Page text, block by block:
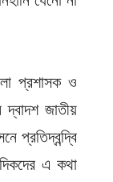
প্রশাসক ও
দ্বাদশ জাতীয়
প্রতিদ্বন্দ্বি
এ কথা